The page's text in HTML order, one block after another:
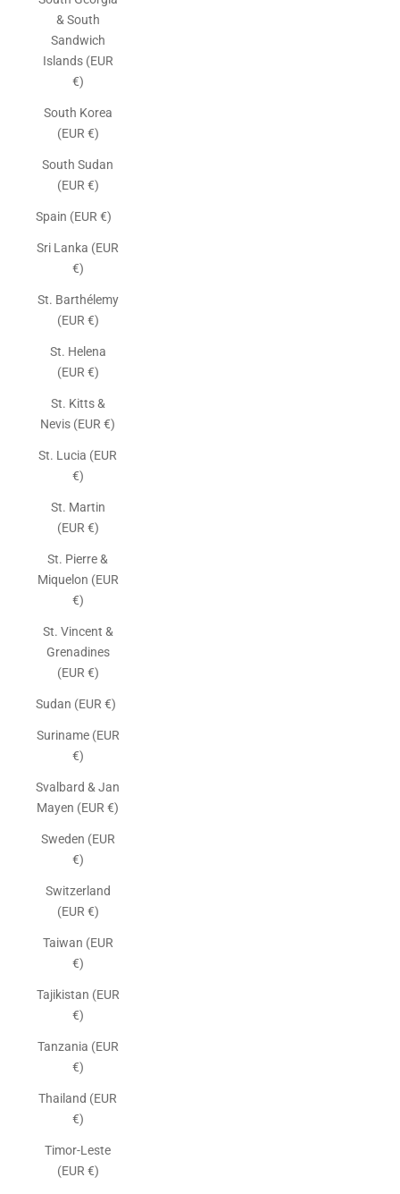
& South
Sandwich
Islands (EUR
€)
South Korea
(EUR €)
South Sudan
(EUR €)
Spain (EUR €)
Sri Lanka (EUR
€)
St. Barthélemy
(EUR €)
St. Helena
(EUR €)
St. Kitts &
Nevis (EUR €)
St. Lucia (EUR
€)
St. Martin
(EUR €)
St. Pierre &
Miquelon (EUR
€)
St. Vincent &
Grenadines
(EUR €)
Sudan (EUR €)
Suriname (EUR
€)
Svalbard & Jan
Mayen (EUR €)
Sweden (EUR
€)
Switzerland
(EUR €)
Taiwan (EUR
€)
Tajikistan (EUR
€)
Tanzania (EUR
€)
Thailand (EUR
€)
Timor-Leste
(EUR €)